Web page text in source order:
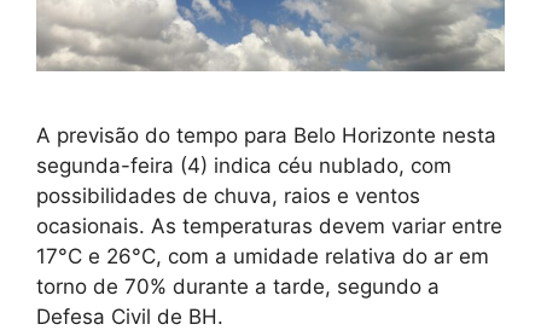
A previsão do tempo para Belo Horizonte nesta
segunda-feira (4) indica céu nublado, com
possibilidades de chuva, raios e ventos
ocasionais. As temperaturas devem variar entre
17°C e 26°C, com a umidade relativa do ar em
torno de 70% durante a tarde, segundo a
Defesa Civil de BH.